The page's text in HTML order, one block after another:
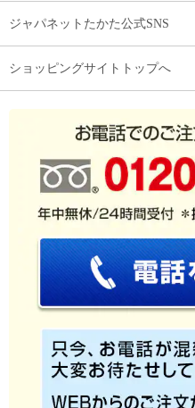
ジャパネットたかた公式SNS
ショッピングサイトトップへ